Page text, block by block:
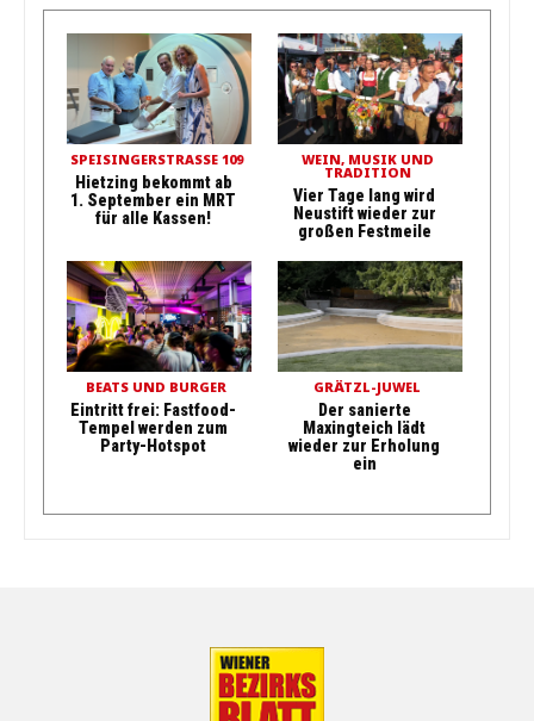
SPEISINGERSTRASSE 109
Hietzing bekommt ab
1. September ein MRT
für alle Kassen!
WEIN, MUSIK UND
TRADITION
Vier Tage lang wird
Neustift wieder zur
großen Festmeile
BEATS UND BURGER
Eintritt frei: Fastfood-
Tempel werden zum
Party-Hotspot
GRÄTZL-JUWEL
Der sanierte
Maxingteich lädt
wieder zur Erholung
ein